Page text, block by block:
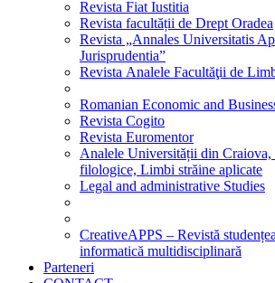
Revista Fiat Iustitia
Revista facultății de Drept Oradea
Revista „Annales Universitatis
Jurisprudentia”
Revista Analele Facultăţii de
Romanian Economic and
Revista Cogito
Revista Euromentor
Analele Universității din Craiova,
filologice, Limbi străine aplicate
Legal and administrative Studies
CreativeAPPS – Revistă
informatică multidisciplinară
Parteneri